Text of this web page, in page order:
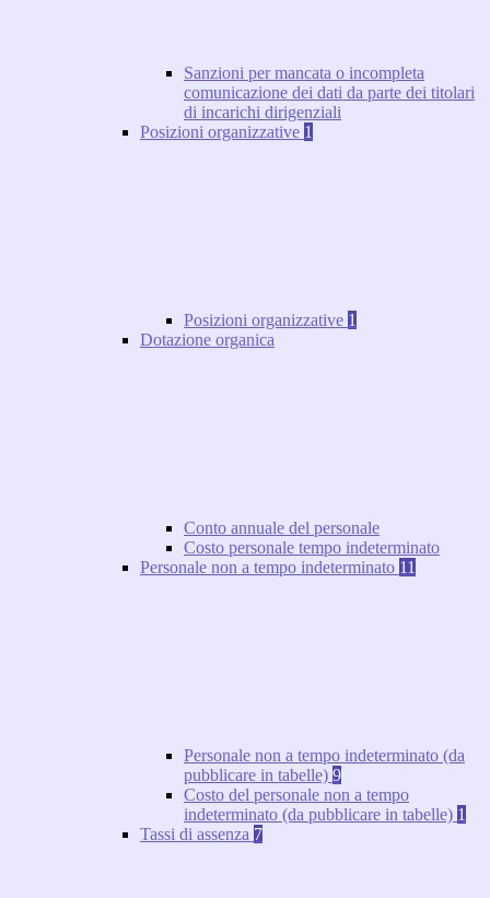
Sanzioni per mancata o incompleta
comunicazione dei dati da parte dei titolari
di incarichi dirigenziali
Posizioni organizzative 1
Posizioni organizzative 1
Dotazione organica
Conto annuale del personale
Costo personale tempo indeterminato
Personale non a tempo indeterminato 11
Personale non a tempo indeterminato (da
pubblicare in tabelle) 9
Costo del personale non a tempo
indeterminato (da pubblicare in tabelle) 1
Tassi di assenza 7